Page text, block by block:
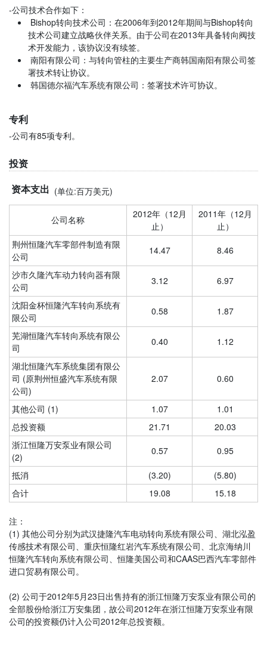
-公司技术合作如下：
Bishop转向技术公司：在2006年到2012年期间与Bishop转向
技术公司建立战略伙伴关系。由于公司在2013年具备转向阀技
术开发能力，该协议没有续签。
南阳有限公司：与转向管柱的主要生产商韩国南阳有限公司签
署技术转让协议。
韩国德尔福汽车系统有限公司：签署技术许可协议。
专利
-公司有85项专利。
投资
资本支出 (单位:百万美元)
公司名称
2012年（12月
止）
2011年（12月
止）
荆州恒隆汽车零部件制造有限
公司
14.47 8.46
沙市久隆汽车动力转向器有限
公司
3.12 6.97
沈阳金杯恒隆汽车转向系统有
限公司
0.58 1.87
芜湖恒隆汽车转向系统有限公
司
0.40 1.12
湖北恒隆汽车系统集团有限公
司 (原荆州恒盛汽车系统有限
公司)
2.07 0.60
其他公司 (1) 1.07
1.01
总投资额
21.71
20.03
浙江恒隆万安泵业有限公司
(2)
0.57 0.95
抵消 (3.20)
(5.80)
合计
19.08 15.18
注：
(1) 其他公司分别为武汉捷隆汽车电动转向系统有限公司、湖北泓盈
传感技术有限公司、重庆恒隆红岩汽车系统有限公司、北京海纳川
恒隆汽车转向系统有限公司、恒隆美国公司和CAAS巴西汽车零部件
进口贸易有限公司。
(2) 公司于2012年5月23日出售持有的浙江恒隆万安泵业有限公司的
全部股份给浙江万安集团，故公司2012年在浙江恒隆万安泵业有限
公司的投资额仍计入公司2012年总投资额。